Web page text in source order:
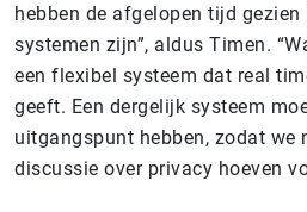
hebben de afgelopen tijd
systemen zijn”, aldus Timen.
een flexibel systeem dat real
geeft. Een dergelijk systeem
uitgangspunt hebben, zodat we
discussie over privacy hoeven